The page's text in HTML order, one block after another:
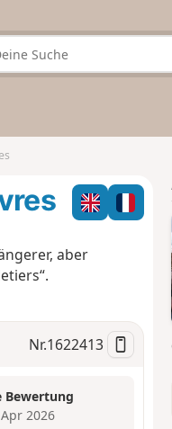
aber
Nr.1622413
Bewertung
2026